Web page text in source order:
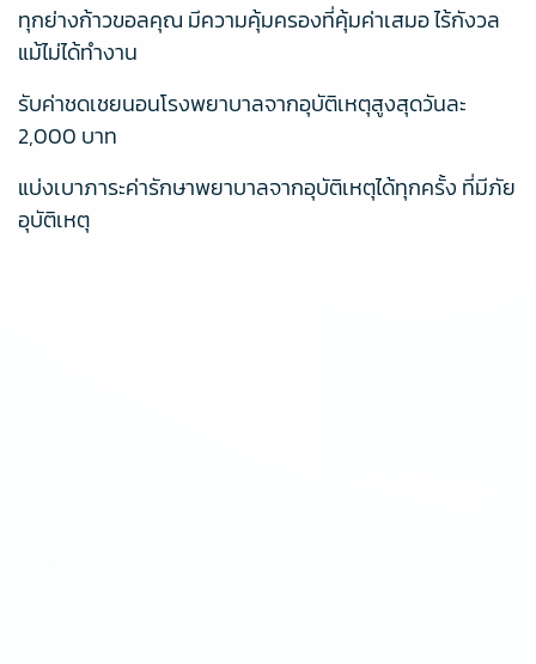
ทุกย่างก้าวขอลคุณ มีความคุ้มครองที่คุ้มค่าเสมอ ไร้กังวล
แม้ไม่ได้ทำงาน
รับค่าชดเชยนอนโรงพยาบาลจากอุบัติเหตุสูงสุดวันละ
2,000 บาท
แบ่งเบาภาระค่ารักษาพยาบาลจากอุบัติเหตุได้ทุกครั้ง ที่มีภัย
อุบัติเหตุ